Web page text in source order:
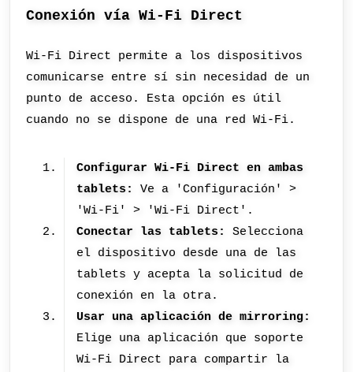
Conexión vía Wi-Fi Direct
Wi-Fi Direct permite a los dispositivos
comunicarse entre sí sin necesidad de un
punto de acceso. Esta opción es útil
cuando no se dispone de una red Wi-Fi.
Configurar Wi-Fi Direct en ambas
tablets:
Ve a 'Configuración' >
'Wi-Fi' > 'Wi-Fi Direct'.
Conectar las tablets:
Selecciona
el dispositivo desde una de las
tablets y acepta la solicitud de
conexión en la otra.
Usar una aplicación de mirroring:
Elige una aplicación que soporte
Wi-Fi Direct para compartir la